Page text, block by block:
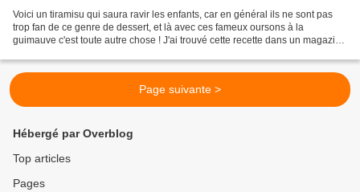
Voici un tiramisu qui saura ravir les enfants, car en général ils ne sont pas
trop fan de ce genre de dessert, et là avec ces fameux oursons à la
guimauve c'est toute autre chose ! J'ai trouvé cette recette dans un magazine
Page suivante >
Hébergé par Overblog
Top articles
Pages